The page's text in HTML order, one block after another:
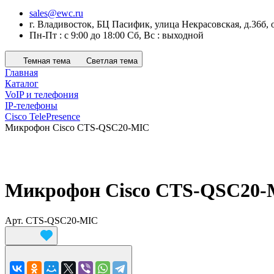
sales@ewc.ru
г. Владивосток, БЦ Пасифик, улица Некрасовская, д.36б,
Пн-Пт : с 9:00 до 18:00 Сб, Вс : выходной
Темная тема Светлая тема
Главная
Каталог
VoIP и телефония
IP-телефоны
Cisco TelePresence
Микрофон Cisco CTS-QSC20-MIC
Микрофон Cisco CTS-QSC20-
Арт. CTS-QSC20-MIC